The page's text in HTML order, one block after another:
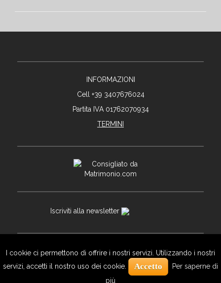
INFORMAZIONI
Cell +39 3407676024
Partita IVA 01762070934
TERMINI
Iscriviti alla newsletter
© Copyright Davide Bortuzzo
Bozzetto Studio
I cookie ci permettono di offrire i nostri servizi. Utilizzando i nostri
servizi, accetti il ​​nostro uso dei cookie.
Accetto
Per saperne di
più